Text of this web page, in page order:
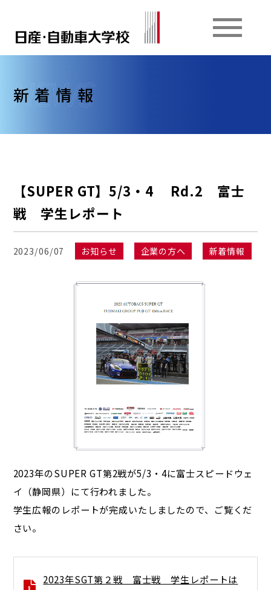
新着情報
【SUPER GT】5/3・4 Rd.2 富士
戦 学生レポート
2023/06/07 お知らせ 企業の方へ 新着情報
2023年のSUPER GT第2戦が5/3・4に富士スピードウェ
イ（静岡県）にて行われました。
学生広報のレポートが完成いたしましたので、ご覧くだ
さい。
2023年SGT第２戦 富士戦 学生レポートは